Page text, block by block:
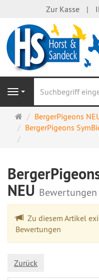
Zur Kasse
Navigation
Startseite
BergerPigeons
BergerPigeons
NEU Bewertungen
Zu diesem Artikel
Bewertungen
Zurück